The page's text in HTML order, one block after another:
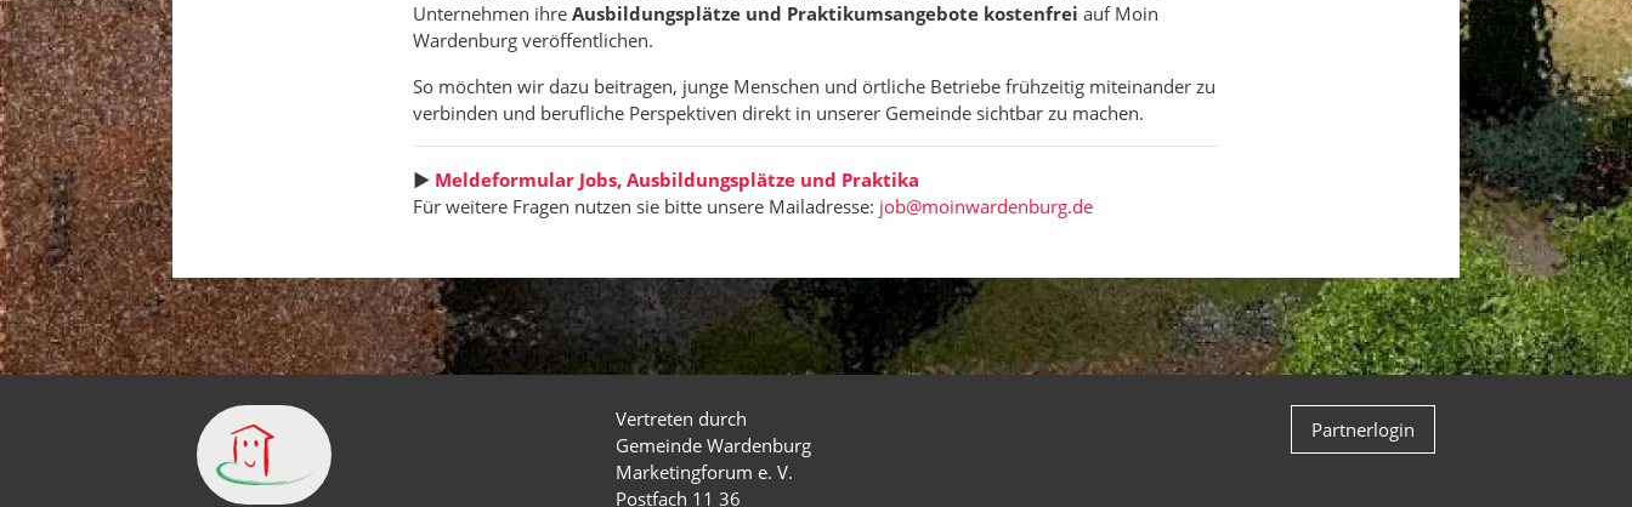
Unternehmen ihreAusbildungsplätze und Praktikumsangebote kostenfrei auf Moin
Wardenburg veröffentlichen.
So möchten wir dazu beitragen, junge Menschen und örtliche Betriebe frühzeitig miteinander zu
verbinden und berufliche Perspektiven direkt in unserer Gemeinde sichtbar zu machen.
► Meldeformular Jobs, Ausbildungsplätze und Praktika
Für weitere Fragen nutzen sie bitte unsere Mailadresse: job@moinwardenburg.de
Vertreten durch
Gemeinde Wardenburg
Marketingforum e. V.
Postfach 11 36
Partnerlogin